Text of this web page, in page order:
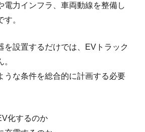
電力インフラ、車両動線を整備し
。
を設置するだけでは、EVトラック
うな条件を総合的に計画する必要
化するのか